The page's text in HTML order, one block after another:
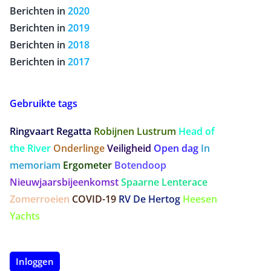
Berichten in 2020
Berichten in 2019
Berichten in 2018
Berichten in 2017
Gebruikte tags
Ringvaart Regatta Robijnen Lustrum Head of
the River OnderlingeVeiligheid Open dag In
memoriam Ergometer Botendoop
NieuwjaarsbijeenkomstSpaarne Lenterace
Zomerroeien COVID-19 RV De Hertog Heesen
Yachts
Inloggen